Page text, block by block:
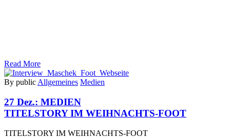
Read More
By public Allgemeines Medien
27 Dez.: MEDIEN
TITELSTORY IM WEIHNACHTS-FOOT
TITELSTORY IM WEIHNACHTS-FOOT